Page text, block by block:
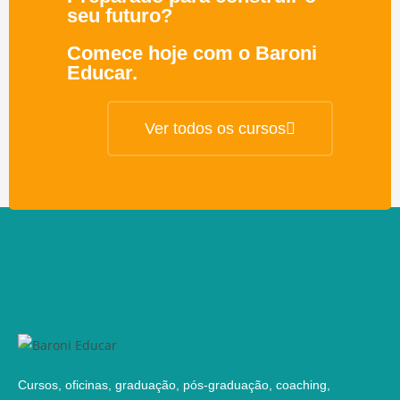
seu futuro?
Comece hoje com o Baroni
Educar.
Ver todos os cursos
Cursos, oficinas, graduação, pós-graduação, coaching,